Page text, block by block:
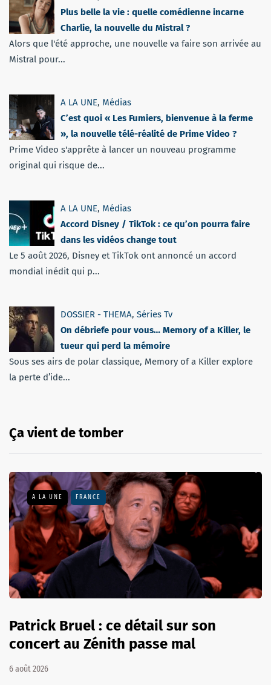
Plus belle la vie : quelle comédienne incarne
Charlie, la nouvelle du Mistral ?
Alors que l'été approche, une nouvelle va faire son arrivée au
Mistral pour...
A LA UNE, Médias
C’est quoi « Les Fumiers, bienvenue à la ferme
», la nouvelle télé-réalité de Prime Video ?
Prime Video s'apprête à lancer un nouveau programme
original qui risque de...
A LA UNE, Médias
Accord Disney / TikTok : ce qu’on pourra faire
dans les vidéos change tout
Le 5 août 2026, Disney et TikTok ont annoncé un accord
mondial inédit qui p...
DOSSIER - THEMA, Séries Tv
On débriefe pour vous… Memory of a Killer, le
tueur qui perd la mémoire
Sous ses airs de polar classique, Memory of a Killer explore
la perte d’ide...
Ça vient de tomber
A LA UNE FRANCE
Patrick Bruel : ce détail sur son
concert au Zénith passe mal
6 août 2026